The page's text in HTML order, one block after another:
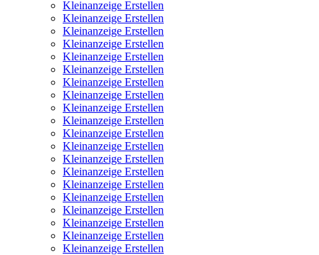
Kleinanzeige Erstellen
Kleinanzeige Erstellen
Kleinanzeige Erstellen
Kleinanzeige Erstellen
Kleinanzeige Erstellen
Kleinanzeige Erstellen
Kleinanzeige Erstellen
Kleinanzeige Erstellen
Kleinanzeige Erstellen
Kleinanzeige Erstellen
Kleinanzeige Erstellen
Kleinanzeige Erstellen
Kleinanzeige Erstellen
Kleinanzeige Erstellen
Kleinanzeige Erstellen
Kleinanzeige Erstellen
Kleinanzeige Erstellen
Kleinanzeige Erstellen
Kleinanzeige Erstellen
Kleinanzeige Erstellen